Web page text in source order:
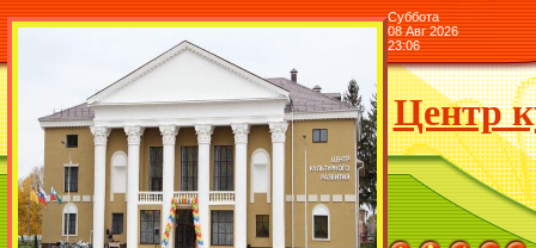
Суббота
08 Авг 2026
23:06
Центр